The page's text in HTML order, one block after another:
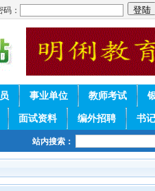
码：
事业单位 教师考试
面试资料 编外招聘 书
站内搜索：